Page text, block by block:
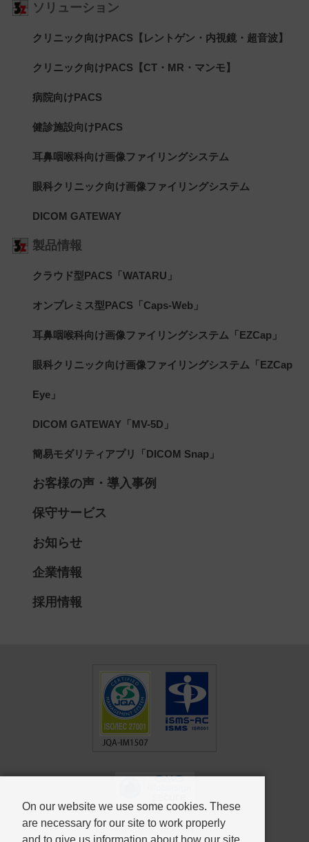
ソリューション
クリニック向けPACS【レントゲン・内視鏡・超音波】
クリニック向けPACS【CT・MR・マンモ】
病院向けPACS
健診施設向けPACS
耳鼻咽喉科向け画像ファイリングシステム
眼科クリニック向け画像ファイリングシステム
DICOM GATEWAY
製品情報
クラウド型PACS「WATARU」
オンプレミス型PACS「Caps-Web」
耳鼻咽喉科向け画像ファイリングシステム「EZCap」
眼科クリニック向け画像ファイリングシステム「EZCap
Eye」
DICOM GATEWAY「MV-5D」
簡易モダリティアプリ「DICOM Snap」
お客様の声・導入事例
保守サービス
お知らせ
企業情報
採用情報
個人情報保護方針
On our website we use some cookies. These
are necessary for our site to work properly
and to give us information about how our site